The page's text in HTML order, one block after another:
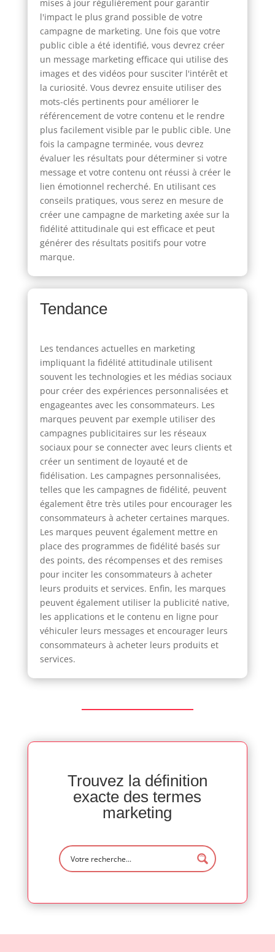
mises à jour régulièrement pour garantir
l'impact le plus grand possible de votre
campagne de marketing. Une fois que votre
public cible a été identifié, vous devrez créer
un message marketing efficace qui utilise des
images et des vidéos pour susciter l'intérêt et
la curiosité. Vous devrez ensuite utiliser des
mots-clés pertinents pour améliorer le
référencement de votre contenu et le rendre
plus facilement visible par le public cible. Une
fois la campagne terminée, vous devrez
évaluer les résultats pour déterminer si votre
message et votre contenu ont réussi à créer le
lien émotionnel recherché. En utilisant ces
conseils pratiques, vous serez en mesure de
créer une campagne de marketing axée sur la
fidélité attitudinale qui est efficace et peut
générer des résultats positifs pour votre
marque.
Tendance
Les tendances actuelles en marketing
impliquant la fidélité attitudinale utilisent
souvent les technologies et les médias sociaux
pour créer des expériences personnalisées et
engageantes avec les consommateurs. Les
marques peuvent par exemple utiliser des
campagnes publicitaires sur les réseaux
sociaux pour se connecter avec leurs clients et
créer un sentiment de loyauté et de
fidélisation. Les campagnes personnalisées,
telles que les campagnes de fidélité, peuvent
également être très utiles pour encourager les
consommateurs à acheter certaines marques.
Les marques peuvent également mettre en
place des programmes de fidélité basés sur
des points, des récompenses et des remises
pour inciter les consommateurs à acheter
leurs produits et services. Enfin, les marques
peuvent également utiliser la publicité native,
les applications et le contenu en ligne pour
véhiculer leurs messages et encourager leurs
consommateurs à acheter leurs produits et
services.
Trouvez la définition
exacte des termes
marketing